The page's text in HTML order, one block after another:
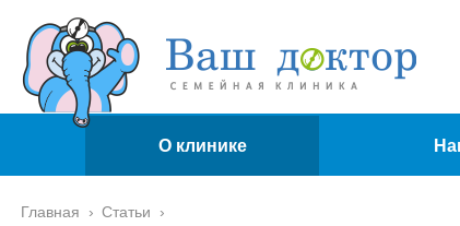
О клинике
Главная › Статьи ›